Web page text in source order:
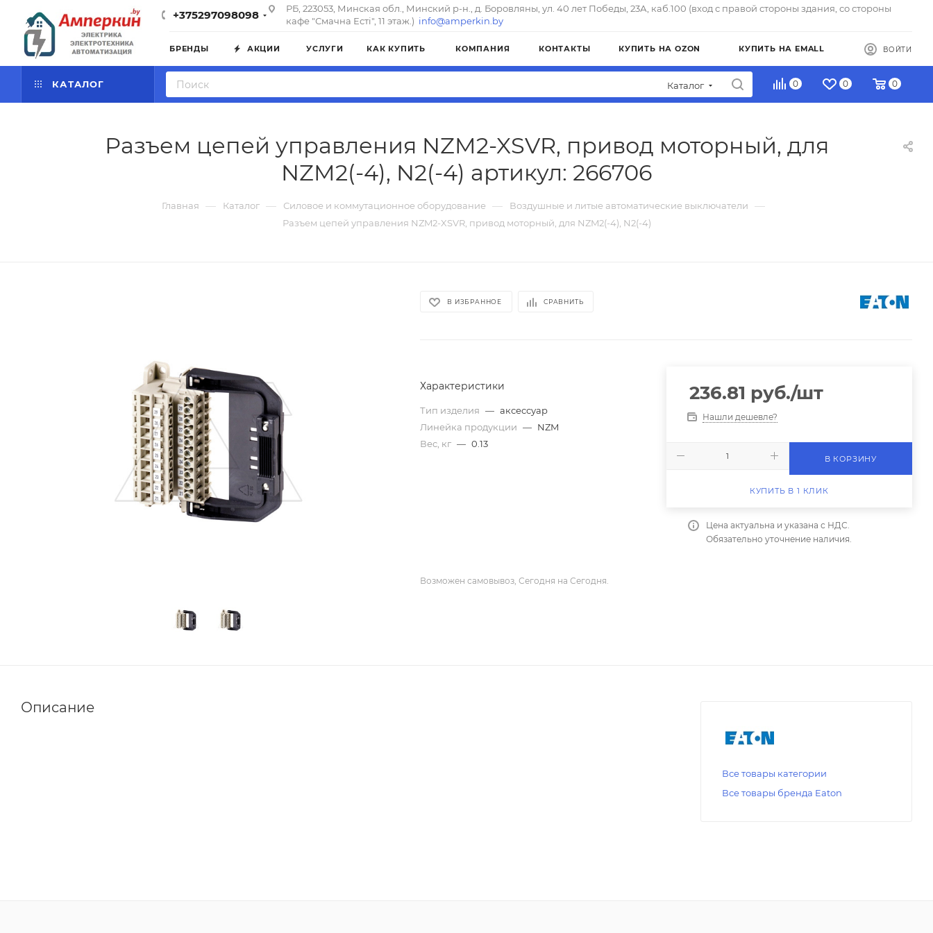
+375297098098
РБ, 223053, Минская обл., Минский р-н., д. Боровляны, ул. 40 лет Победы, 23А, каб.100 (вход с правой стороны здания, со стороны
кафе "Смачна Естi", 11 этаж.) info@amperkin.by
БРЕНДЫ АКЦИИ УСЛУГИ КАК КУПИТЬ КОМПАНИЯ КОНТАКТЫ КУПИТЬ НА OZON КУПИТЬ НА EMALL ВОЙТИ
КАТАЛОГ Каталог 0 0 0
Разъем цепей управления NZM2-XSVR, привод моторный, для
NZM2(-4), N2(-4) артикул: 266706
Главная — Каталог — Силовое и коммутационное оборудование — Воздушные и литые автоматические выключатели —
Разъем цепей управления NZM2-XSVR, привод моторный, для NZM2(-4), N2(-4)
В ИЗБРАННОЕ СРАВНИТЬ
Характеристики
Тип изделия — аксессуар
Линейка продукции — NZM
Вес, кг — 0.13
236.81 руб./шт
Нашли дешевле?
В КОРЗИНУ
КУПИТЬ В 1 КЛИК
Цена актуальна и указана с НДС.
Обязательно уточнение наличия.
Возможен самовывоз, Сегодня на Сегодня.
Описание
Все товары категории
Все товары бренда Eaton